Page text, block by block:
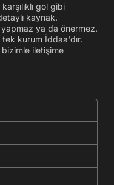
gol gibi
kaynak.
ya da önermez.
kurum İddaa'dır.
bizimle iletişime